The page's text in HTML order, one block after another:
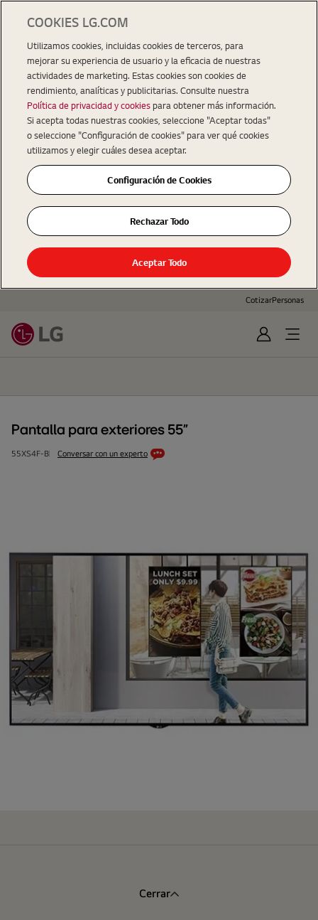
CotizarPersonas
IniciarOpen
Pantalla para exteriores 55”
55XS4F-B Conversar con un experto
Cerrar
COOKIES LG.COM
Utilizamos cookies, incluidas cookies de terceros, para
mejorar su experiencia de usuario y la eficacia de nuestras
actividades de marketing. Estas cookies son cookies de
rendimiento, analíticas y publicitarias. Consulte nuestra
Política de privacidad y cookiespara obtener más información.
Si acepta todas nuestras cookies, seleccione "Aceptar todas"
o seleccione "Configuración de cookies" para ver qué cookies
utilizamos y elegir cuáles desea aceptar.
Configuración de Cookies
Rechazar Todo
Aceptar Todo